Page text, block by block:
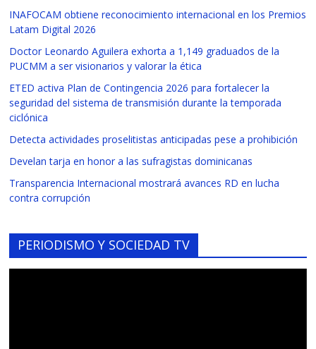
INAFOCAM obtiene reconocimiento internacional en los Premios
Latam Digital 2026
Doctor Leonardo Aguilera exhorta a 1,149 graduados de la
PUCMM a ser visionarios y valorar la ética
ETED activa Plan de Contingencia 2026 para fortalecer la
seguridad del sistema de transmisión durante la temporada
ciclónica
Detecta actividades proselitistas anticipadas pese a prohibición
Develan tarja en honor a las sufragistas dominicanas
Transparencia Internacional mostrará avances RD en lucha
contra corrupción
PERIODISMO Y SOCIEDAD TV